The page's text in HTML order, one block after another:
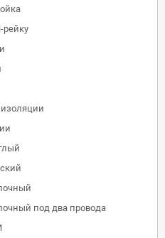
под два провода